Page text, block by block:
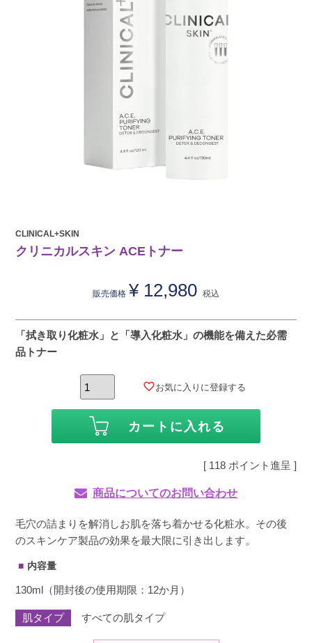
CLINICAL+SKIN
クリニカルスキン ACEトナー
販売価格 ¥ 12,980 税込
「拭き取り化粧水」と「導入化粧水」の機能を備えた必需
品トナー
お気に入りに登録する
カートに入れる
[ 118 ポイント進呈 ]
商品についてのお問い合わせ
毛穴の詰まりを解消しお肌を落ち着かせる化粧水。その後
のスキンケア製品の効果を最大限に引き出します。
内容量
130ml（開封後の使用期限：12か月）
肌タイプ すべての肌タイプ